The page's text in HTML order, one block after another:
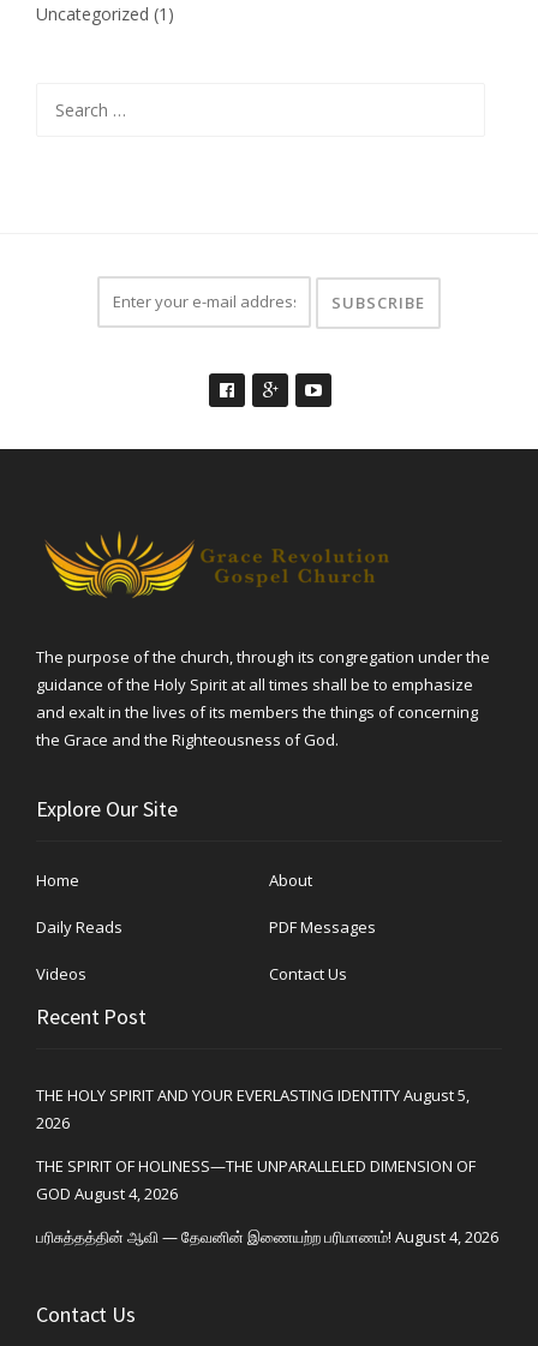
Uncategorized (1)
for:
The purpose of the church, through its congregation under the
guidance of the Holy Spirit at all times shall be to emphasize
and exalt in the lives of its members the things of concerning
the Grace and the Righteousness of God.
Explore Our Site
Home About
Daily Reads PDF Messages
Videos Contact Us
Recent Post
THE HOLY SPIRIT AND YOUR EVERLASTING IDENTITYAugust 5,
2026
THE SPIRIT OF HOLINESS—THE UNPARALLELED DIMENSION OF
GOD August 4, 2026
பரிசுத்தத்தின் ஆவி — தேவனின் இணையற்ற பரிமாணம்! August 4, 2026
Contact Us